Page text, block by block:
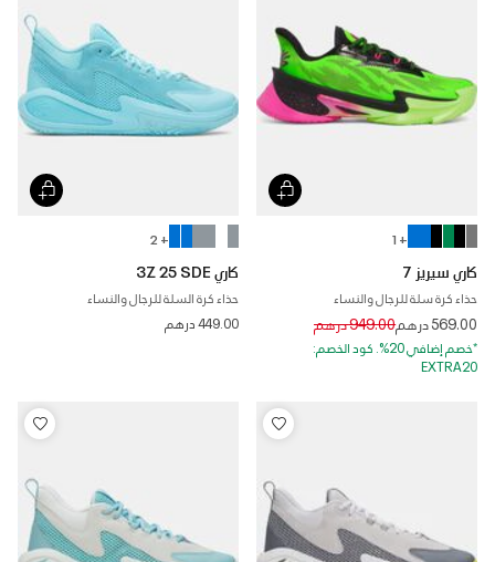
+ 1
كاري سيريز 7
حذاء كرة سلة للرجال والنساء
569.00 درهم Price reduced from
949.00 درهم to
*خصم إضافي 20%. كود الخصم:
EXTRA20
+ 2
كاري 3Z 25 SDE
حذاء كرة السلة للرجال والنساء
449.00 درهم